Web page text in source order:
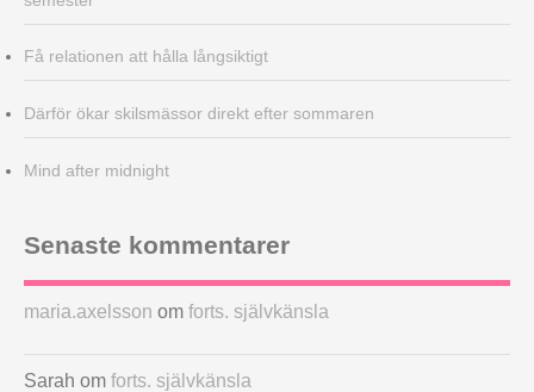
Få relationen att hålla långsiktigt
Därför ökar skilsmässor direkt efter sommaren
Mind after midnight
Senaste kommentarer
maria.axelsson om forts. självkänsla
Sarah om forts. självkänsla